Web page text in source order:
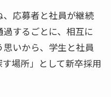
応募者と社員が継続
するごとに、相互に
いから、学生と社員
場所」として新卒採用